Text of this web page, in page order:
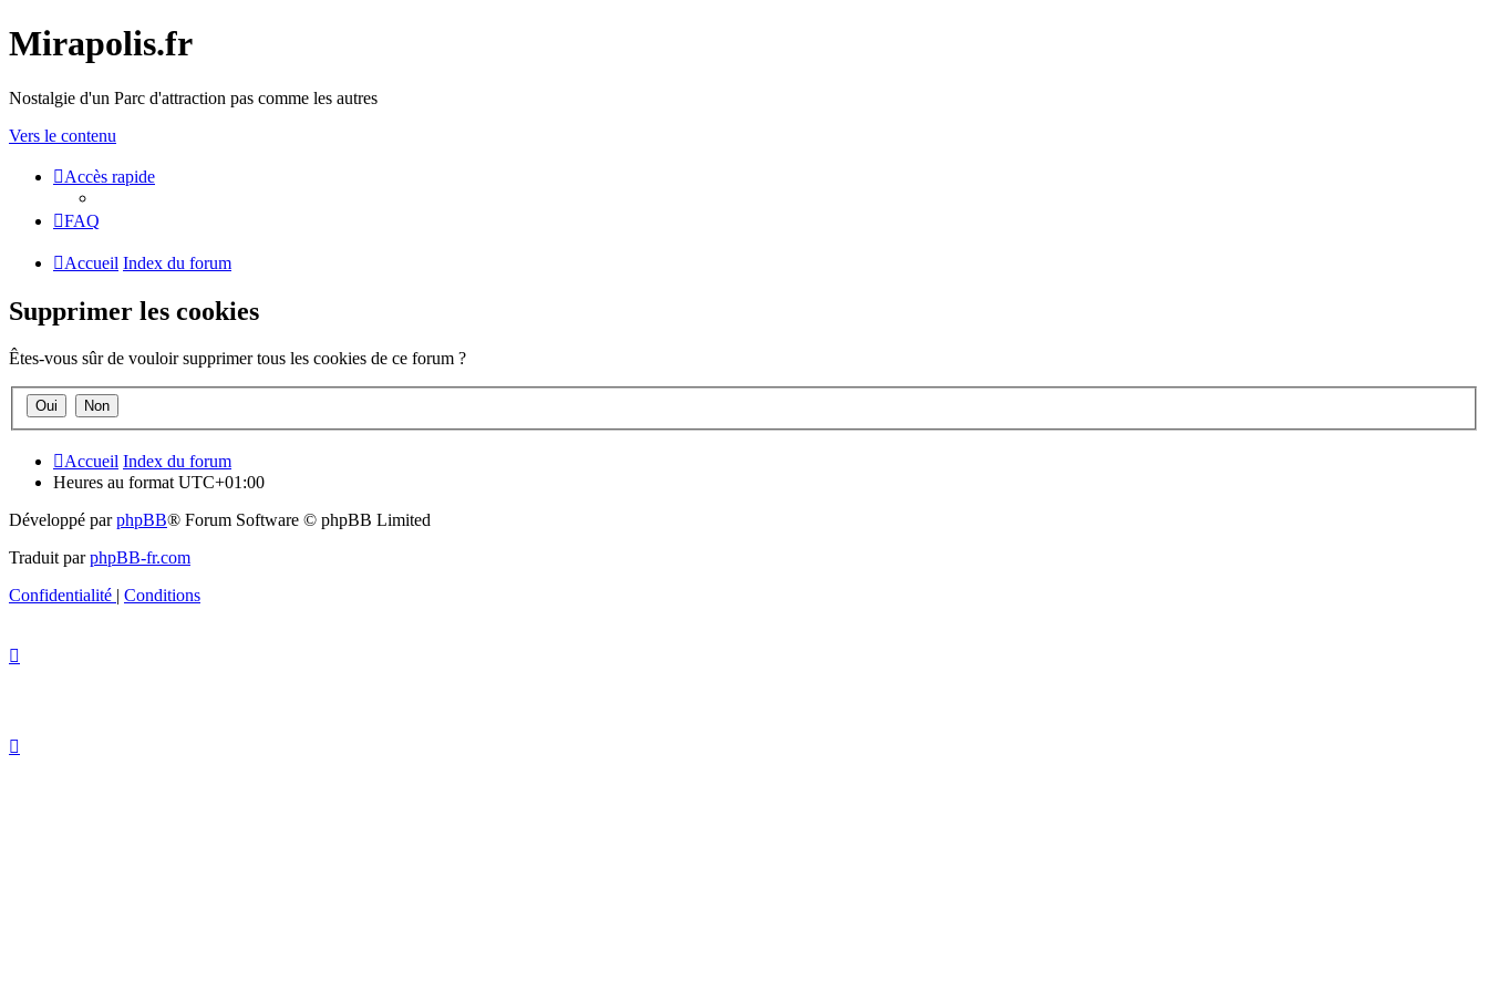
Mirapolis.fr
Nostalgie d'un Parc d'attraction pas comme les autres
Vers le contenu
Accès rapide
FAQ
Accueil Index du forum
Supprimer les cookies
Êtes-vous sûr de vouloir supprimer tous les cookies de ce forum ?
Accueil Index du forum
Heures au format UTC+01:00
Développé parphpBB® Forum Software © phpBB Limited
Traduit parphpBB-fr.com
Confidentialité | Conditions